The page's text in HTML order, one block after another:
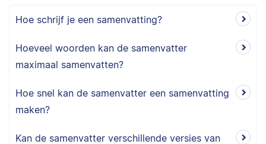
Hoe schrijf je een samenvatting?
Hoeveel woorden kan de samenvatter
maximaal samenvatten?
Hoe snel kan de samenvatter een samenvatting
maken?
Kan de samenvatter verschillende versies van